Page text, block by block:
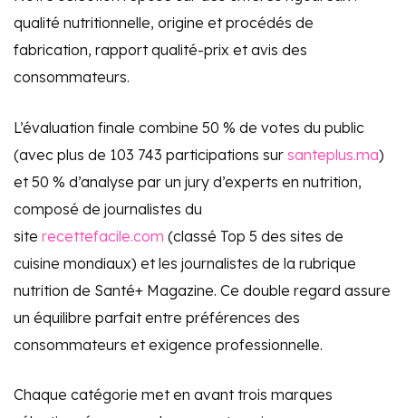
qualité nutritionnelle, origine et procédés de
fabrication, rapport qualité-prix et avis des
consommateurs.
L’évaluation finale combine 50 % de votes du public
(avec plus de 103 743 participations sur santeplus.ma)
et 50 % d’analyse par un jury d’experts en nutrition,
composé de journalistes du
site recettefacile.com (classé Top 5 des sites de
cuisine mondiaux) et les journalistes de la rubrique
nutrition de Santé+ Magazine. Ce double regard assure
un équilibre parfait entre préférences des
consommateurs et exigence professionnelle.
Chaque catégorie met en avant trois marques